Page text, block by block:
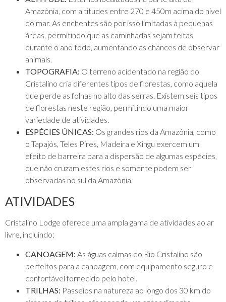
Amazônia, com altitudes entre 270 e 450m acima do nível
do mar. As enchentes são por isso limitadas à pequenas
áreas, permitindo que as caminhadas sejam feitas
durante o ano todo, aumentando as chances de observar
animais.
TOPOGRAFIA: O terreno acidentado na região do
Cristalino cria diferentes tipos de florestas, como aquela
que perde as folhas no alto das serras. Existem seis tipos
de florestas neste região, permitindo uma maior
variedade de atividades.
ESPÉCIES ÚNICAS: Os grandes rios da Amazônia, como
o Tapajós, Teles Pires, Madeira e Xingu exercem um
efeito de barreira para a dispersão de algumas espécies,
que não cruzam estes rios e somente podem ser
observadas no sul da Amazônia.
ATIVIDADES
Cristalino Lodge oferece uma ampla gama de atividades ao ar
livre, incluindo:
CANOAGEM: As águas calmas do Rio Cristalino são
perfeitos para a canoagem, com equipamento seguro e
confortável fornecido pelo hotel.
TRILHAS: Passeios na natureza ao longo dos 30 km do